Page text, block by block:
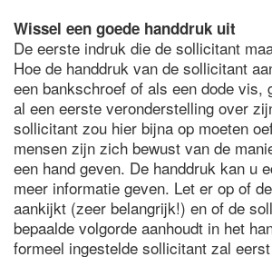
Wissel een goede handdruk uit
De eerste indruk die de sollicitant
Hoe de handdruk van de sollicitant
een bankschroef of als een dode vis,
al een eerste veronderstelling over
sollicitant zou hier bijna op moeten
mensen zijn zich bewust van de
een hand geven. De handdruk kan u
meer informatie geven. Let er op of
aankijkt (zeer belangrijk!) en of de
bepaalde volgorde aanhoudt in het
formeel ingestelde sollicitant zal